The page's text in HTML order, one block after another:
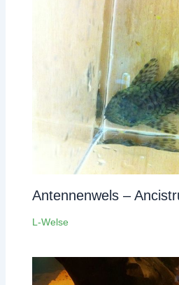
Antennenwels –
L-Welse